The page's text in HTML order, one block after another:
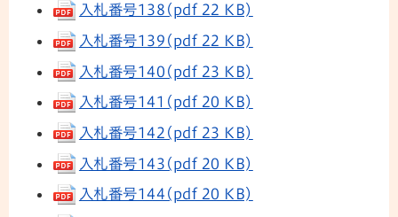
入札番号138(pdf 22 KB)
入札番号139(pdf 22 KB)
入札番号140(pdf 23 KB)
入札番号141(pdf 20 KB)
入札番号142(pdf 23 KB)
入札番号143(pdf 20 KB)
入札番号144(pdf 20 KB)